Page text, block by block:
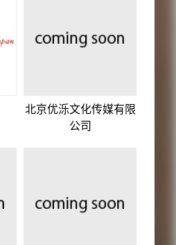
北京优泺文化传媒有限
公司